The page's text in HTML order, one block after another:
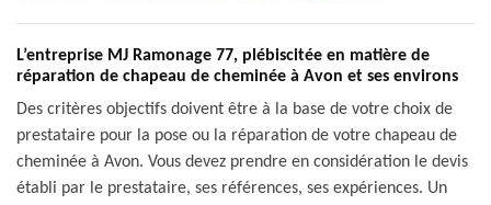
L’entreprise MJ Ramonage 77, plébiscitée en matière de
réparation de chapeau de cheminée à Avon et ses environs
Des critères objectifs doivent être à la base de votre choix de
prestataire pour la pose ou la réparation de votre chapeau de
cheminée à Avon. Vous devez prendre en considération le devis
établi par le prestataire, ses références, ses expériences. Un